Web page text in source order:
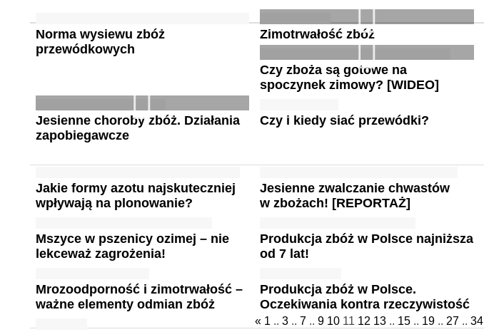
Norma wysiewu zbóż
przewódkowych
Zimotrwałość zbóż
Czy zboża są gotowe na
spoczynek zimowy? [WIDEO]
Jesienne choroby zbóż. Działania
zapobiegawcze
Czy i kiedy siać przewódki?
Jakie formy azotu najskuteczniej
wpływają na plonowanie?
Jesienne zwalczanie chwastów
w zbożach! [REPORTAŻ]
Mszyce w pszenicy ozimej – nie
lekceważ zagrożenia!
Produkcja zbóż w Polsce najniższa
od 7 lat!
Mrozoodporność i zimotrwałość –
ważne elementy odmian zbóż
Produkcja zbóż w Polsce.
Oczekiwania kontra rzeczywistość
« 1 .. 3 .. 7 .. 9 10 11 12 13 .. 15 .. 19 .. 27 .. 34